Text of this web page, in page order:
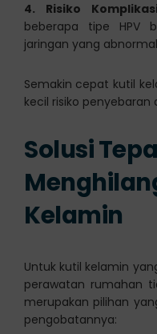
4. Risiko
beberapa tipe HPV
jaringan yang
Semakin cepat kutil
kecil risiko penyebaran
Solusi
Kelamin
Untuk kutil kelamin
perawatan rumahan
merupakan pilihan
pengobatannya: